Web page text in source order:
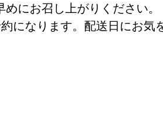
にお召し上がりください。
になります。配送日にお気